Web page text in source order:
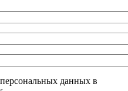
данных в